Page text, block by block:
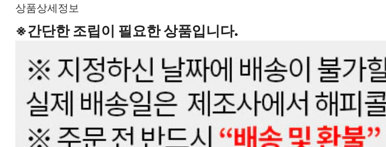
상품상세정보
※간단한 조립이 필요한 상품입니다.